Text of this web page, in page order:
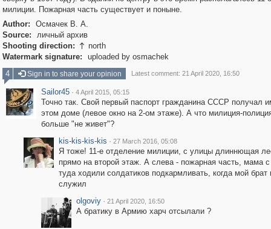
милиции. Пожарная часть существует и поныне.
Author:
Осмачек В. А.
Source:
личный архив
Shooting direction:  north
Watermark signature:
uploaded by osmachek
4
Sign in to share your opinion Latest comment: 21 April 2020, 16:50
Sailor45 · 4 April 2015, 05:15
Точно так. Свой первый паспорт гражданина СССР получал
этом доме (левое окно на 2-ом этаже). А что милиция-
больше "не живет"?
kis-kis-kis-kis · 27 March 2016, 05:08
Я тоже! 11-е отделение милиции, с улицы длиннющая
прямо на второй этаж. А слева - пожарная часть, мама
туда ходили солдатиков подкармливать, когда мой брат
служил
olgoviy · 21 April 2020, 16:50
А братику в Армию харч отсылали ?